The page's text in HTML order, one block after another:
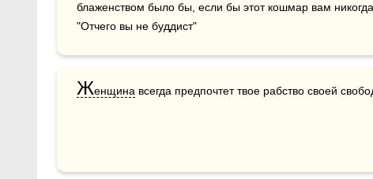
блаженством было бы, если бы этот кошмар вам
"Отчего вы не буддист"
Женщина всегда предпочтет твое рабство своей